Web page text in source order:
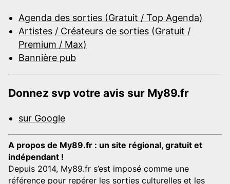
Agenda des sorties (Gratuit / Top Agenda)
Artistes / Créateurs de sorties (Gratuit /
Premium / Max)
Bannière pub
Donnez svp votre avis sur My89.fr
sur Google
A propos de My89.fr : un site régional, gratuit et
indépendant !
Depuis 2014, My89.fr s’est imposé comme une
référence pour repérer les sorties culturelles et les